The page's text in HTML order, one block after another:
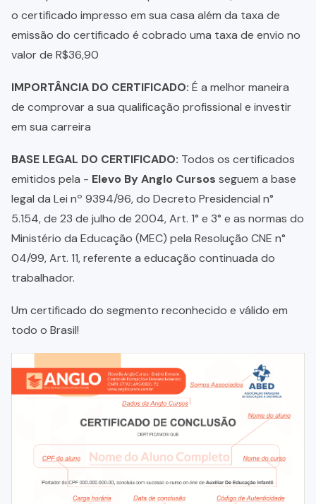
o certificado impresso em sua casa além da taxa de
emissão do certificado é cobrado uma taxa de envio no
valor de R$36,90
IMPORTÂNCIA DO CERTIFICADO: É a melhor maneira
de comprovar a sua qualificação profissional e investir
em sua carreira
BASE LEGAL DO CERTIFICADO: Todos os certificados
emitidos pela - Elevo By Anglo Cursos seguem a base
legal da Lei nº 9394/96, do Decreto Presidencial n°
5.154, de 23 de julho de 2004, Art. 1° e 3° e as normas do
Ministério da Educação (MEC) pela Resolução CNE n°
04/99, Art. 11, referente a educação continuada do
trabalhador.
Um certificado do segmento reconhecido e válido em
todo o Brasil!